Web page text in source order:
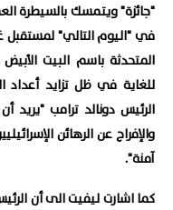
"جائزة" ويتمسك بالسيطرة
في "اليوم التالي" لمستقبل
المتحدثة باسم البيت
للغاية في ظل تزايد أعداد
الرئيس دونالد ترامب "يريد
والإفراج عن الرهائن
آمنة".
كما اشارت ليفيت الى أن